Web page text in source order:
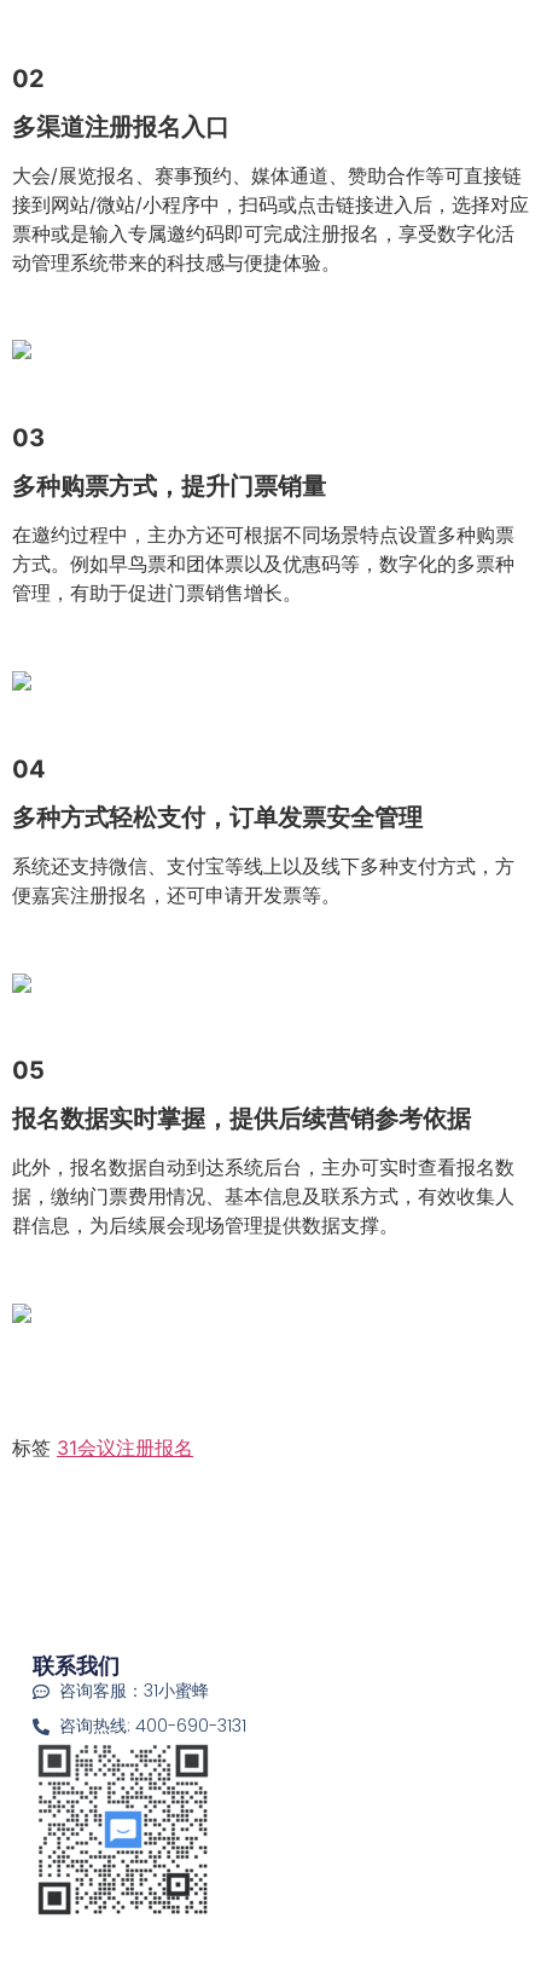
02
多渠道注册报名入口
大会/展览报名、赛事预约、媒体通道、赞助合作等可直接链
接到网站/微站/小程序中，扫码或点击链接进入后，选择对应
票种或是输入专属邀约码即可完成注册报名，享受数字化活
动管理系统带来的科技感与便捷体验。
03
多种购票方式，提升门票销量
在邀约过程中，主办方还可根据不同场景特点设置多种购票
方式。例如早鸟票和团体票以及优惠码等，数字化的多票种
管理，有助于促进门票销售增长。
04
多种方式轻松支付，订单发票安全管理
系统还支持微信、支付宝等线上以及线下多种支付方式，方
便嘉宾注册报名，还可申请开发票等。
05
报名数据实时掌握，提供后续营销参考依据
此外，报名数据自动到达系统后台，主办可实时查看报名数
据，缴纳门票费用情况、基本信息及联系方式，有效收集人
群信息，为后续展会现场管理提供数据支撑。
标签 31会议注册报名
联系我们
咨询客服：31小蜜蜂
咨询热线: 400-690-3131